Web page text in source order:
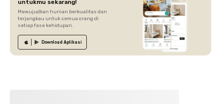
untukmu sekarang!
Mewujudkan hunian berkualitas dan
terjangkau untuk semua orang di
setiap fase kehidupan.
Download Aplikasi